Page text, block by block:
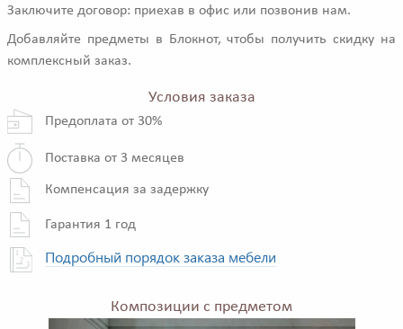
Заключите договор: приехав в офис или позвонив нам.
Добавляйте предметы в Блокнот, чтобы получить скидку на
комплексный заказ.
Условия заказа
Предоплата от 30%
Поставка от 3 месяцев
Компенсация за задержку
Гарантия 1 год
Подробный порядок заказа мебели
Композиции с предметом